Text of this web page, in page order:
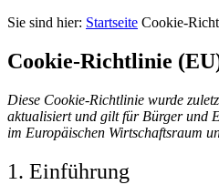
Sie sind hier: Startseite Cookie-
Cookie-Richtlinie
Diese Cookie-Richtlinie wurde
aktualisiert und gilt für Bürger und
im Europäischen Wirtschaftsraum
1. Einführung